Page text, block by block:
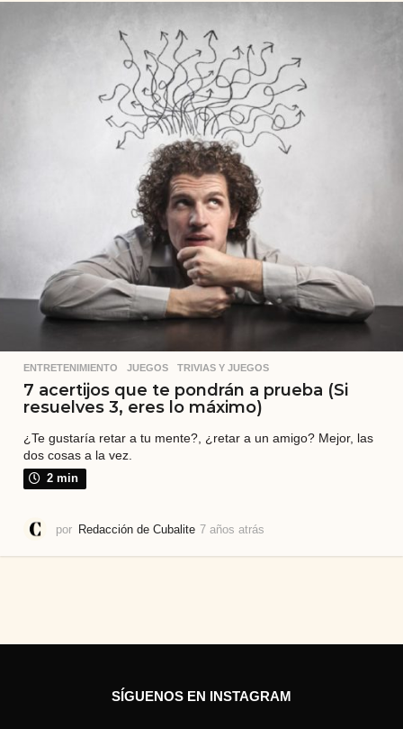
ENTRETENIMIENTO ,JUEGOS ,TRIVIAS Y JUEGOS
7 acertijos que te pondrán a prueba (Si
resuelves 3, eres lo máximo)
¿Te gustaría retar a tu mente?, ¿retar a un amigo? Mejor, las
dos cosas a la vez.
2 min
por Redacción de Cubalite 7 años atrás
r
SÍGUENOS EN INSTAGRAM